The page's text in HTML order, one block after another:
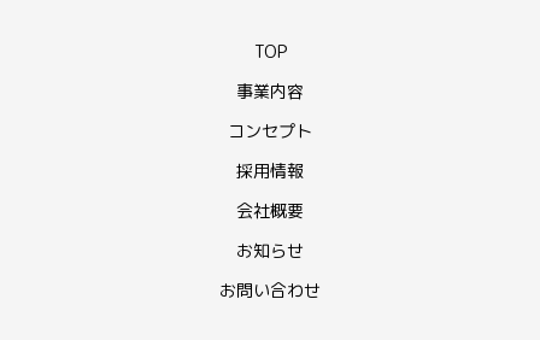
TOP
事業内容
コンセプト
採用情報
会社概要
お知らせ
お問い合わせ